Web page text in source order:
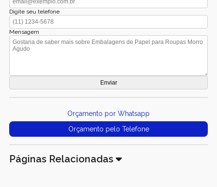
Digite seu telefone
Mensagem
Orçamento por Whatsapp
Orçamento pelo Telefone
Páginas Relacionadas